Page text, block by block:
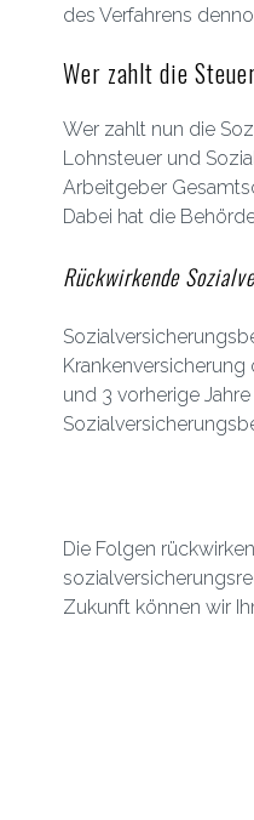
des Verfahrens
Wer zahlt die
Wer zahlt nun die
Lohnsteuer und
Arbeitgeber
Dabei hat die
Rückwirkende
und 3 vorherige
Die Folgen
Zukunft können wir